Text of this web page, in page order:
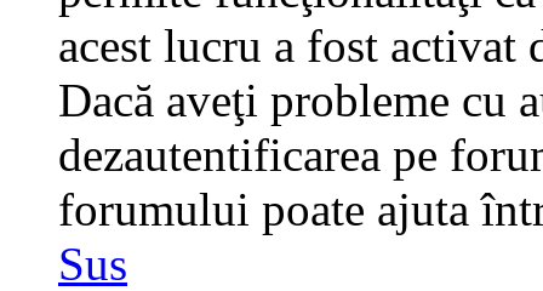
acest lucru a fost
Dacă aveţi probleme cu
dezautentificarea pe
forumului poate ajuta
Sus